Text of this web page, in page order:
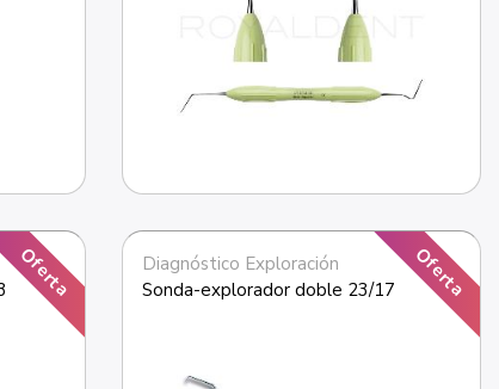
Oferta Oferta
Diagnóstico Exploración
Sonda-explorador doble 23/17